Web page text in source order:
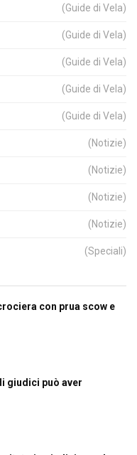
(Guide di Vela)
(Guide di Vela)
(Guide di Vela)
(Guide di Vela)
(Guide di Vela)
(Notizie)
(Notizie)
(Notizie)
(Notizie)
(Speciali)
con prua scow e
giudici può aver